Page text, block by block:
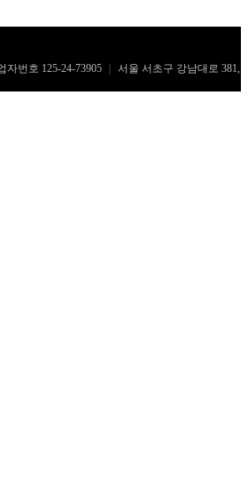
자번호 125-24-73905
서울 서초구 강남대로 381,